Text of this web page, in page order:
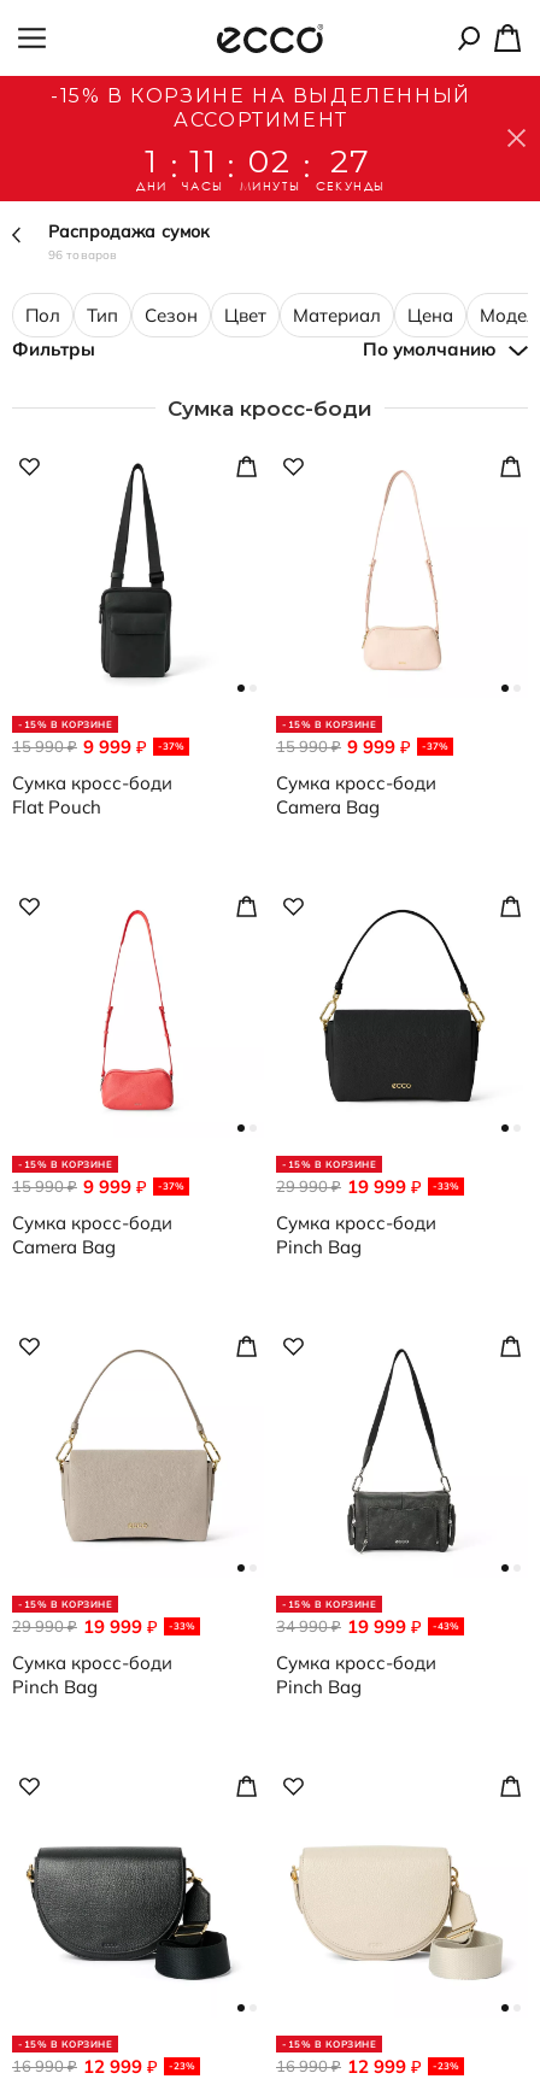
-15% В КОРЗИНЕ НА ВЫДЕЛЕННЫЙ
АССОРТИМЕНТ
1
ДНИ
: 11
ЧАСЫ
: 02
МИНУТЫ
: 26
СЕКУНДЫ
Распродажа сумок
96 товаров
Пол Тип Сезон Цвет Материал Цена
Фильтры
По умолчанию
Сумка кросс-боди
-15% В КОРЗИНЕ
9 999 ₽ -37%
15 990₽
Сумка кросс-боди
Flat Pouch
-15% В КОРЗИНЕ
9 999 ₽ -37%
15 990₽
Сумка кросс-боди
Camera Bag
-15% В КОРЗИНЕ
9 999 ₽ -37%
15 990₽
Сумка кросс-боди
Camera Bag
-15% В КОРЗИНЕ
19 999 ₽ -33%
29 990₽
Сумка кросс-боди
Pinch Bag
-15% В КОРЗИНЕ
19 999 ₽ -33%
29 990₽
Сумка кросс-боди
Pinch Bag
-15% В КОРЗИНЕ
19 999 ₽ -43%
34 990₽
Сумка кросс-боди
Pinch Bag
-15% В КОРЗИНЕ
12 999 ₽ -23%
16 990₽
-15% В КОРЗИНЕ
12 999 ₽ -23%
16 990₽